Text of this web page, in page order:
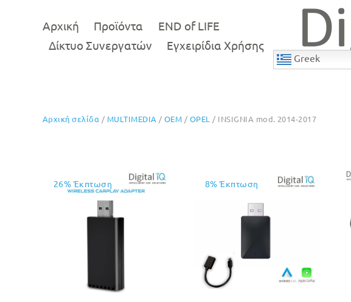
Αρχική Προϊόντα
END of LIFE
Δίκτυο Συνεργατών
Εγχειρίδια Χρήσης
Greek
Αρχική σελίδα / MULTIMEDIA / OEM / OPEL / INSIGNIA mod. 2014-2017
26% Έκπτωση 8% Έκπτωση